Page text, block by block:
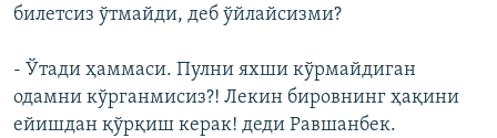
билетсиз ўтмайди, деб ўйлайсизми?
- Ўтади ҳаммаси. Пулни яхши кўрмайдиган
одамни кўрганмисиз?! Лекин бировнинг ҳақини
ейишдан қўрқиш керак! деди Равшанбек.